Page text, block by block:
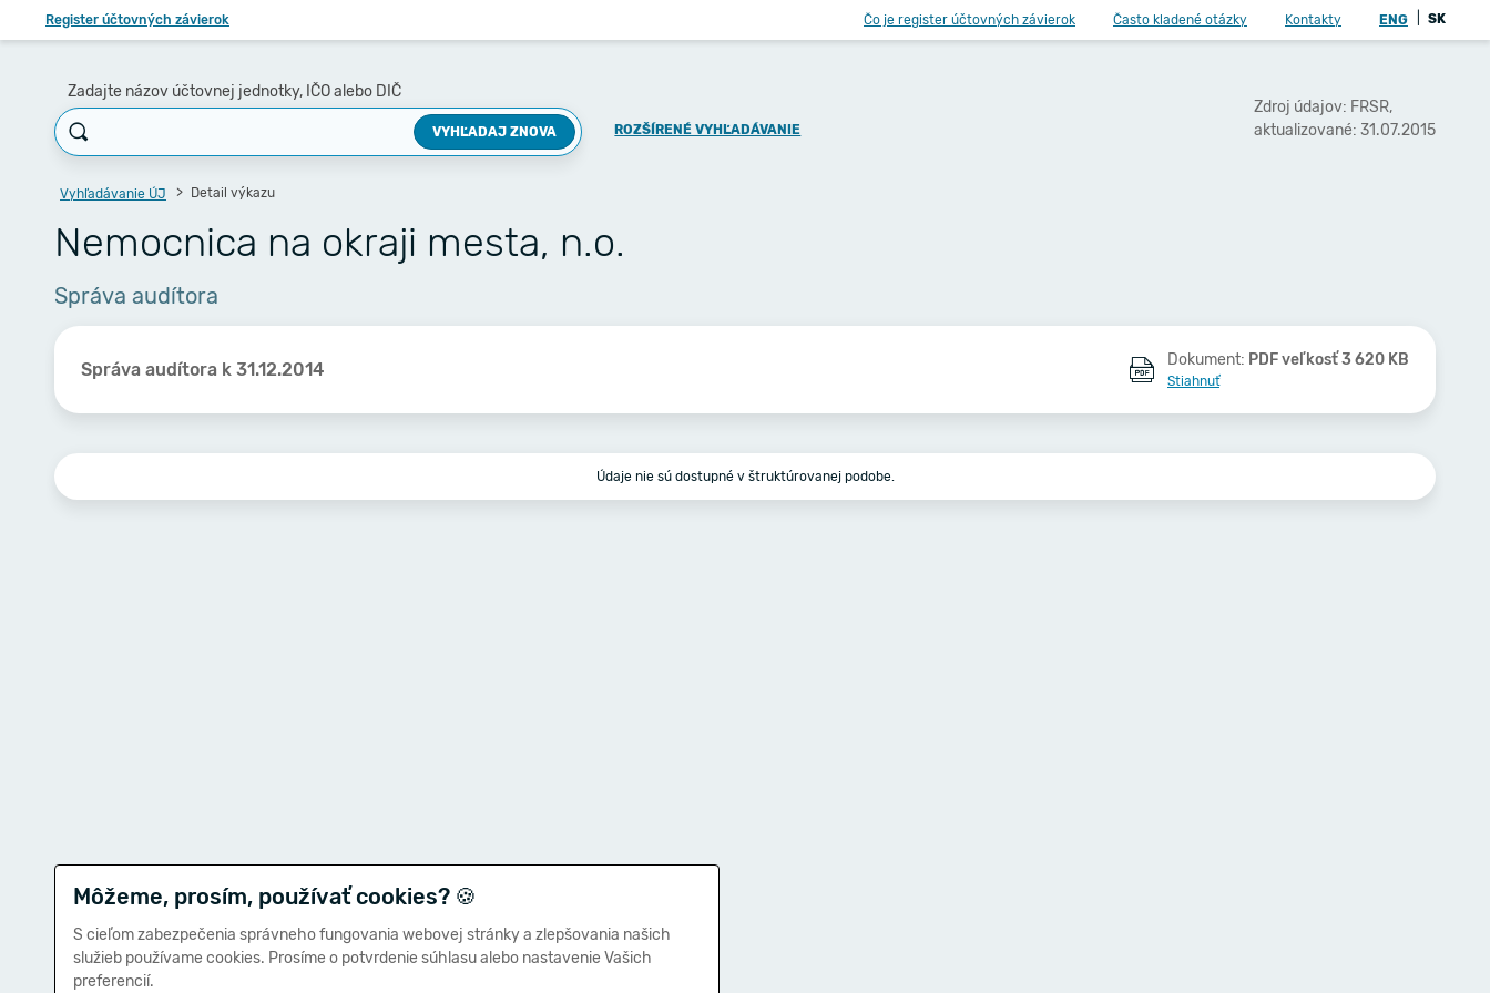
Register účtovných závierok Čo je register účtovných závierok Často kladené otázky Kontakty ENG SK
Zadajte názov účtovnej jednotky, IČO alebo DIČ
VYHĽADAJ ZNOVA ROZŠÍRENÉ VYHĽADÁVANIE
Zdroj údajov: FRSR,
aktualizované: 31.07.2015
Vyhľadávanie ÚJ Detail výkazu
Nemocnica na okraji mesta, n.o.
Správa audítora
Správa audítora k 31.12.2014 Dokument: PDF veľkosť 3 620 KB
Stiahnuť
Údaje nie sú dostupné v štruktúrovanej podobe.
Môžeme, prosím, používať cookies? 🍪
S cieľom zabezpečenia správneho fungovania webovej stránky a zlepšovania našich
služieb používame cookies. Prosíme o potvrdenie súhlasu alebo nastavenie Vašich
preferencií.